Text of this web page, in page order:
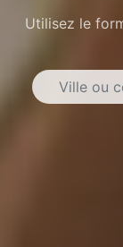
Utilisez le